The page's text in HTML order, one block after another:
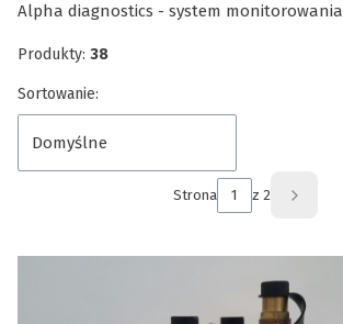
Alpha diagnostics - system monitorowania
Koniec menu
Produkty: 38
Lista produktów
Sortowanie:
Domyślne
Strona z 2